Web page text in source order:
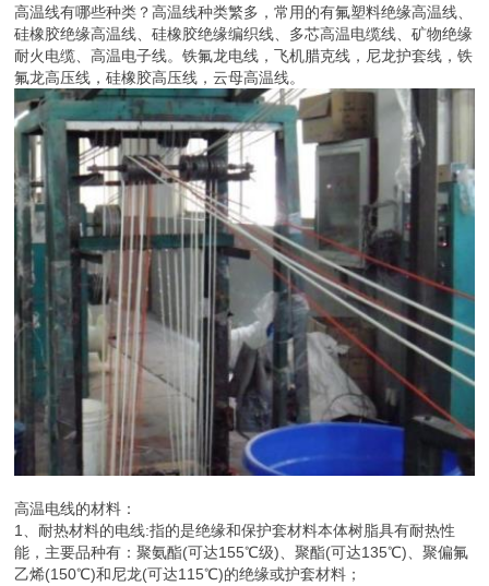
高温线有哪些种类？高温线种类繁多，常用的有氟塑料绝缘高温线、
硅橡胶绝缘高温线、硅橡胶绝缘编织线、多芯高温电缆线、矿物绝缘
耐火电缆、高温电子线。铁氟龙电线，飞机腊克线，尼龙护套线，铁
氟龙高压线，硅橡胶高压线，云母高温线。
高温电线的材料：
1、耐热材料的电线:指的是绝缘和保护套材料本体树脂具有耐热性
能，主要品种有：聚氨酯(可达155℃级)、聚酯(可达135℃)、聚偏氟
乙烯(150℃)和尼龙(可达115℃)的绝缘或护套材料；